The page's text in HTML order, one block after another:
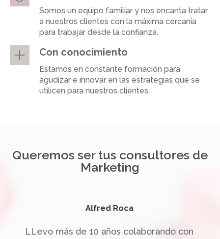
Somos un equipo familiar y nos encanta tratar
a nuestros clientes con la máxima cercanía
para trabajar desde la confianza.
Con conocimiento
Estamos en constante formación para
agudizar e innovar en las estrategias que se
utilicen para nuestros clientes.
Queremos ser tus consultores de
Marketing
Alfred Roca
LLevo más de 10 años colaborando con